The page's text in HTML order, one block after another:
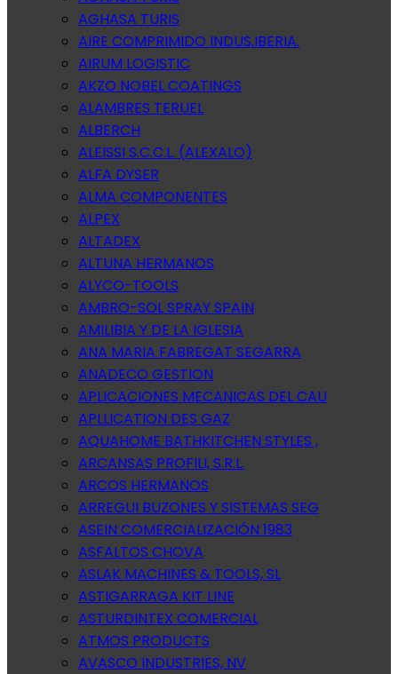
AGHASA TURIS
AIRE COMPRIMIDO INDUS.IBERIA.
AIRUM LOGISTIC
AKZO NOBEL COATINGS
ALAMBRES TERUEL
ALBERCH
ALEISSI S.C.C.L. (ALEXALO)
ALFA DYSER
ALMA COMPONENTES
ALPEX
ALTADEX
ALTUNA HERMANOS
ALYCO-TOOLS
AMBRO-SOL SPRAY SPAIN
AMILIBIA Y DE LA IGLESIA
ANA MARIA FABREGAT SEGARRA
ANADECO GESTION
APLICACIONES MECANICAS DEL CAU
APLLICATION DES GAZ
AQUAHOME BATHKITCHEN STYLES ,
ARCANSAS PROFILI, S.R.L.
ARCOS HERMANOS
ARREGUI BUZONES Y SISTEMAS SEG
ASEIN COMERCIALIZACIÓN 1983
ASFALTOS CHOVA
ASLAK MACHINES & TOOLS, SL
ASTIGARRAGA KIT LINE
ASTURDINTEX COMERCIAL
ATMOS PRODUCTS
AVASCO INDUSTRIES, NV